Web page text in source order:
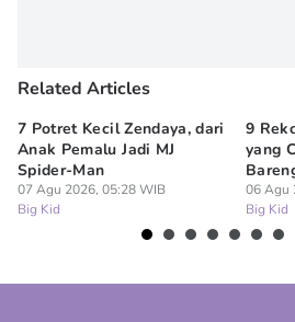
Related Articles
7 Potret Kecil Zendaya, dari
Anak Pemalu Jadi MJ
Spider-Man
07 Agu 2026, 05:28 WIB
Big Kid
9
yang
06 Agu
Big Kid